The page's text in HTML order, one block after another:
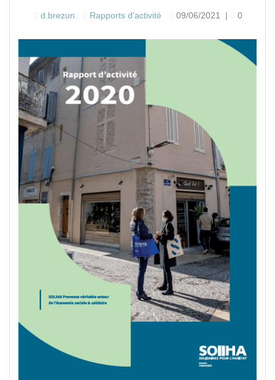
d.brezun Rapports d'activité 09/06/2021 | 0